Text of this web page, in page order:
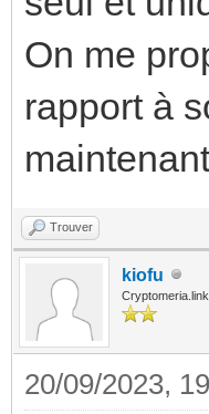
On me
rapport à
Trouver
kiofu
Cryptomeria.link
20/09/2023,